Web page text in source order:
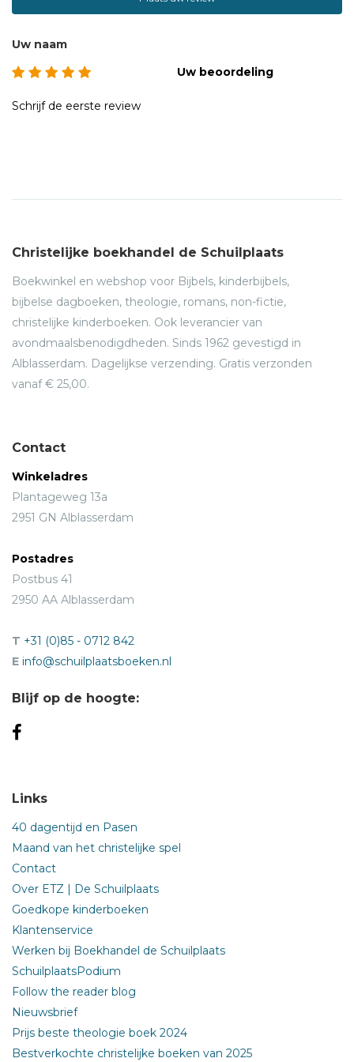
Uw naam
Uw beoordeling
Schrijf de eerste review
Christelijke boekhandel de Schuilplaats
Boekwinkel en webshop voor Bijbels, kinderbijbels,
bijbelse dagboeken, theologie, romans, non-fictie,
christelijke kinderboeken. Ook leverancier van
avondmaalsbenodigdheden. Sinds 1962 gevestigd in
Alblasserdam. Dagelijkse verzending. Gratis verzonden
vanaf € 25,00.
Contact
Winkeladres
Plantageweg 13a
2951 GN Alblasserdam
Postadres
Postbus 41
2950 AA Alblasserdam
T +31 (0)85 - 0712 842
E info@schuilplaatsboeken.nl
Blijf op de hoogte:
Links
40 dagentijd en Pasen
Maand van het christelijke spel
Contact
Over ETZ | De Schuilplaats
Goedkope kinderboeken
Klantenservice
Werken bij Boekhandel de Schuilplaats
SchuilplaatsPodium
Follow the reader blog
Nieuwsbrief
Prijs beste theologie boek 2024
Bestverkochte christelijke boeken van 2025